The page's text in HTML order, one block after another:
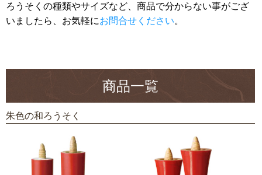
ろうそくの種類やサイズなど、商品で分からない事がござ
いましたら、お気軽にお問合せください。
商品一覧
朱色の和ろうそく